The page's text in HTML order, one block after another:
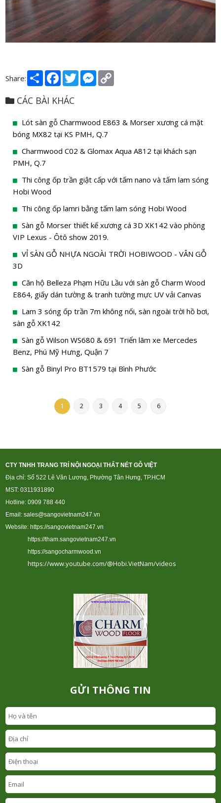
Share: Share Facebook
TwitterMessenger
CÁC BÀI KHÁC
Lót sàn gỗ Charmwood E863 & Morser xương cá mặt
bóng MX82 tại KS PMH, Q.7
Charmwood C02 & Glomax Aqua A812 tại khách sạn
PMH, Q.7
Thi công ốp trần giật cấp với tấm nano và tấm lam sóng
Hobi Wood
Thi công ốp lamri bằng tấm lam sóng Hobi Wood
Sàn gỗ Morser thiết kế xương cá 3D XK142 vào phòng
VIP Lexus - Ôtô show 2019.
VỈ SÀN GỖ NHỰA NGOÀI TRỜI HOBIWOOD - VÂN GỖ
3D
Căn hộ Belleza Phạm Hữu Lầu với sàn gỗ Charm Wood
E864, giấy dán tường & tranh tường mực UV vải Canvas
Lam 3 sóng ốp trần 7m không nối, sàn ngoài trời hồ bơi,
sàn gỗ XK142
Sàn gỗ Wilson WS680 & 691 Triển lãm xe Mercedes
Benz, Phú Mỹ Hưng, Quận 7
Sàn gỗ Binyl Pro BT1579 tại Bình Phước
1 2 3 4 5 6
CTY TNHH TRANG TRÍ NỘI NGOẠI THẤT NÉT GỖ VIỆT
Địa chỉ: Số 522 Lê Văn Lương, Phường Tân Hưng, TP.HCM
MST: 0311931890
Hotline: 0909 788 440
Email: sales@sangovietnam247.vn
Website:https://sangovietnam247.vn
https://tham.sangovietnam247.vn
https://sangocharmwood.vn
https://www.youtube.com/@Hobi.VietNam/videos
GỬI THÔNG TIN